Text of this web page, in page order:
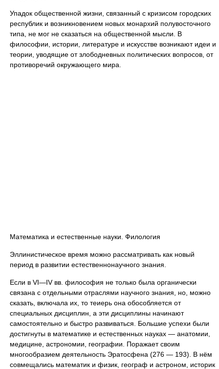
Упадок общественной жизни, связанный с кризисом городских
республик и возникновением новых монархий полувосточного
типа, не мог не сказаться на общественной мысли. В
философии, истории, литературе и искусстве возникают идеи и
теории, уводящие от злободневных политических вопросов, от
противоречий окружающего мира.
Математика и естественные науки. Филология
Эллинистическое время можно рассматривать как новый
период в развитии естественнонаучного знания.
Если в VI—IV вв. философия не только была органически
связана с отдельными отраслями научного знания, но, можно
сказать, включала их, то теиерь она обособляется от
специальных дисциплин, а эти дисциплины начинают
самостоятельно и быстро развиваться. Большие успехи были
достигнуты в математике и естественных науках — анатомии,
медицине, астрономии, географии. Поражает своим
многообразием деятельность Эратосфена (276 — 193). В нём
совмещались математик и физик, географ и астроном, историк